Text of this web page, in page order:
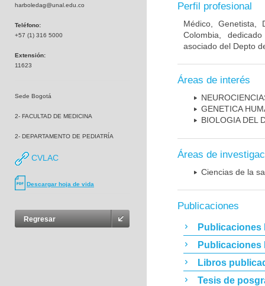
harboledag@unal.edu.co
Teléfono:
+57 (1) 316 5000
Extensión:
11623
Sede Bogotá
2- FACULTAD DE MEDICINA
2- DEPARTAMENTO DE PEDIATRÍA
CVLAC
Descargar hoja de vida
Regresar
Perfil profesional
Médico, Genetista,
Colombia,
asociado del Depto
Áreas de interés
GENETICA
BIOLOGIA DEL
Áreas de
Ciencias de la
Publicaciones
Publicaciones
Publicaciones
Libros
Tesis de